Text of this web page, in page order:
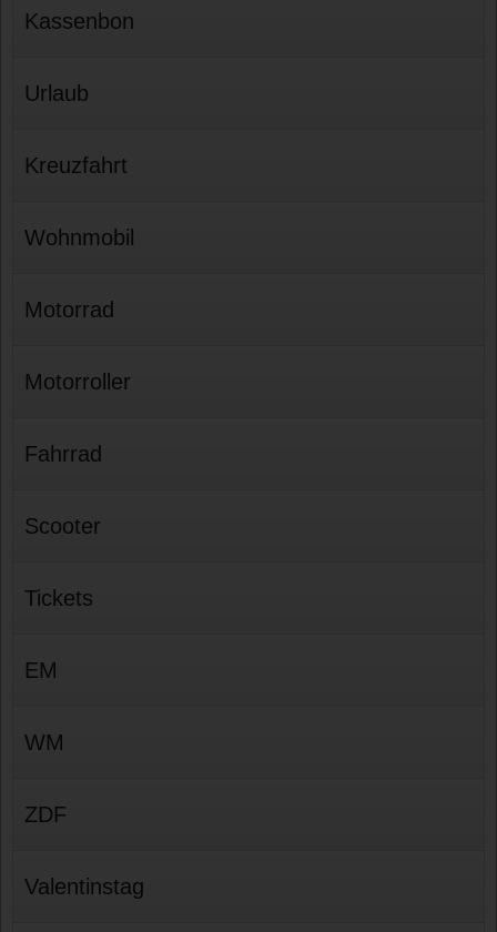
Kassenbon
Urlaub
Kreuzfahrt
Wohnmobil
Motorrad
Motorroller
Fahrrad
Scooter
Tickets
EM
WM
ZDF
Valentinstag